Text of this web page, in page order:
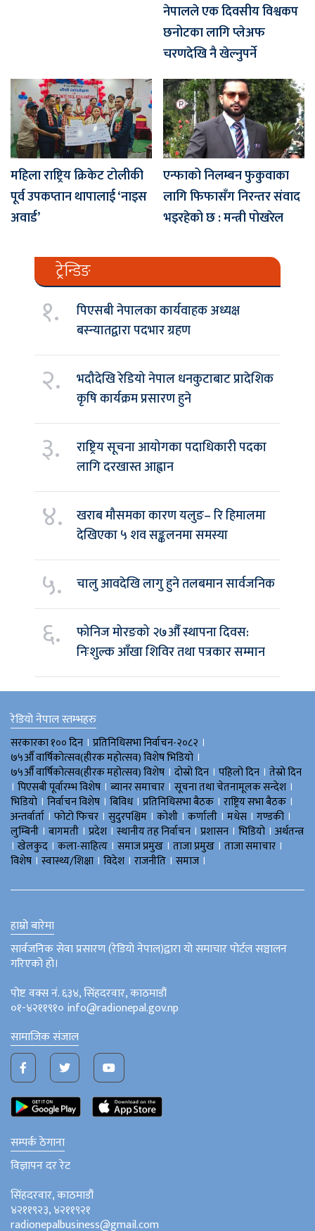
नेपालले एक दिवसीय विश्वकप
छनोटका लागि प्लेअफ
चरणदेखि नै खेल्नुपर्ने
महिला राष्ट्रिय क्रिकेट टोलीकी
पूर्व उपकप्तान थापालाई ‘नाइस
अवार्ड’
एन्फाको निलम्बन फुकुवाका
लागि फिफासँग निरन्तर संवाद
भइरहेको छ : मन्त्री पोखरेल
ट्रेन्डिङ
१.
पिएसबी नेपालका कार्यवाहक अध्यक्ष
बस्न्यातद्वारा पदभार ग्रहण
२.
भदौदेखि रेडियो नेपाल धनकुटाबाट प्रादेशिक
कृषि कार्यक्रम प्रसारण हुने
३.
राष्ट्रिय सूचना आयोगका पदाधिकारी पदका
लागि दरखास्त आह्वान
४.
खराब मौसमका कारण यलुङ– रि हिमालमा
देखिएका ५ शव सङ्कलनमा समस्या
५. चालु आवदेखि लागु हुने तलबमान सार्वजनिक
६.
फोनिज मोरङको २७औँ स्थापना दिवस:
निःशुल्क आँखा शिविर तथा पत्रकार सम्मान
रेडियो नेपाल स्तम्भहरु
सरकारका १०० दिन । प्रतिनिधिसभा निर्वाचन-२०८२ ।
७५औँ वार्षिकोत्सव(हीरक महोत्सव) विशेष भिडियाे ।
७५औँ वार्षिकोत्सव(हीरक महोत्सव) विशेष । दोस्रो दिन । पहिलो दिन । तेस्रो दिन
। पिएसबी पूर्वारम्भ विशेष । ब्यानर समाचार । सूचना तथा चेतनामूलक सन्देश ।
भिडियाे । निर्वाचन विशेष । बिविध। प्रतिनिधिसभा बैठक । राष्ट्रिय सभा बैठक ।
अन्तर्वार्ता । फोटो फिचर । सुदुरपश्चिम । काेशी । कर्णाली । मधेस । गण्डकी ।
लुम्बिनी । बागमती । प्रदेश । स्थानीय तह निर्वाचन । प्रशासन । भिडियो । अर्थतन्त्र
। खेलकुद । कला-साहित्य । समाज प्रमुख । ताजा प्रमुख । ताजा समाचार ।
विशेष । स्वास्थ्य/शिक्षा । विदेश । राजनीति । समाज ।
हाम्रो बारेमा
सार्वजनिक सेवा प्रसारण (रेडियो नेपाल)द्वारा यो समाचार पोर्टल सञ्चालन
गरिएको हो।
पोष्ट वक्स नं. ६३४, सिंहदरवार, काठमाडौं
०१-४२११९१० info@radionepal.gov.np
सामाजिक संजाल
सम्पर्क ठेगाना
विज्ञापन दर रेट
सिंहदरवार, काठमाडौं
४२११९२३, ४२११९२१
radionepalbusiness@gmail.com